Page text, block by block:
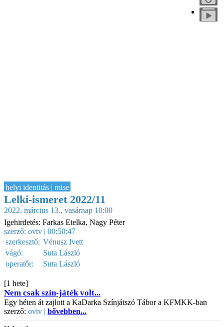
helyi identitás | mise
Lelki-ismeret 2022/11
2022. március 13., vasárnap 10:00
Igehirdetés: Farkas Etelka, Nagy Péter
szerző: ovtv | 00:50:47
szerkesztő: Vénusz Ivett
vágó:
Suta László
operatőr:
Suta László
[1 hete]
Nem csak szín-játék volt...
Egy héten át zajlott a KaDarka Színjátszó Tábor a KFMKK-ban
szerző: ovtv | bővebben...